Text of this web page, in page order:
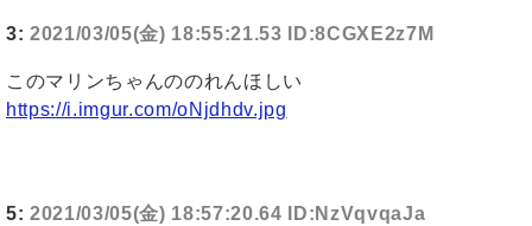
3: 2021/03/05(金) 18:55:21.53 ID:8CGXE2z7M
このマリンちゃんののれんほしい
https://i.imgur.com/oNjdhdv.jpg
5: 2021/03/05(金) 18:57:20.64 ID:NzVqvqaJa